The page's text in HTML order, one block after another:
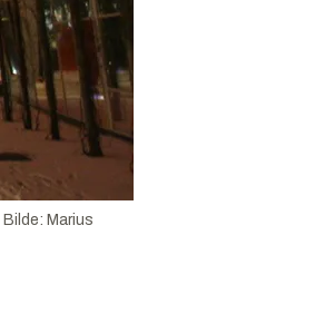
Bilde: Marius